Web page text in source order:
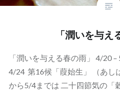
「潤いを与え
「潤いを与える春の雨」 4/20
4/24 第16候「葭始生」 （あ
から5/4までは 二十四節気の「